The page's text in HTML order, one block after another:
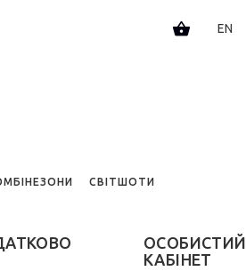
EN
СВІТШОТИ
ОСОБИСТИЙ
КАБІНЕТ